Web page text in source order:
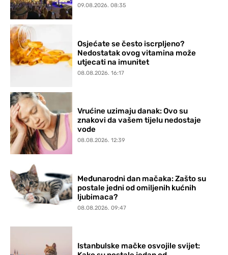
09.08.2026. 08:35
Osjećate se često iscrpljeno?
Nedostatak ovog vitamina može
utjecati na imunitet
08.08.2026. 16:17
Vrućine uzimaju danak: Ovo su
znakovi da vašem tijelu nedostaje
vode
08.08.2026. 12:39
Međunarodni dan mačaka: Zašto su
postale jedni od omiljenih kućnih
ljubimaca?
08.08.2026. 09:47
Istanbulske mačke osvojile svijet: